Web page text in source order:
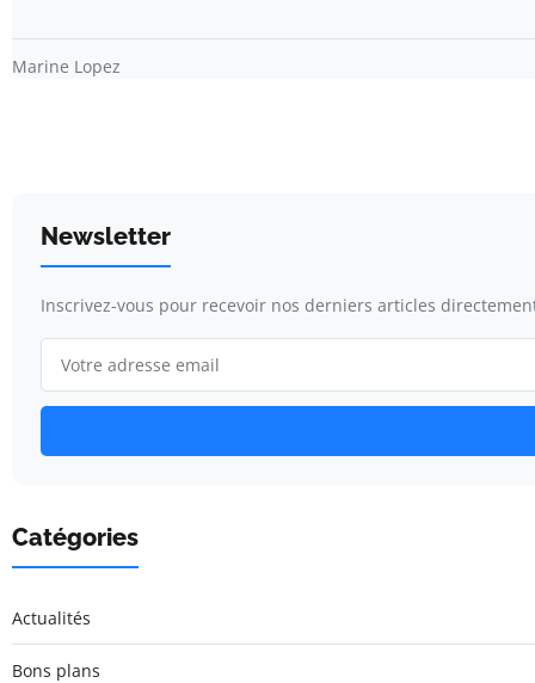
Marine Lopez
Newsletter
Inscrivez-vous pour recevoir nos derniers articles
Catégories
Actualités
Bons plans